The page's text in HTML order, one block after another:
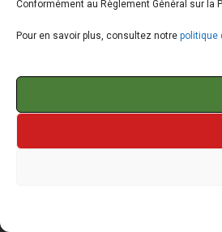
Conformément au Règlement Général sur
Pour en savoir plus, consultez notre politique